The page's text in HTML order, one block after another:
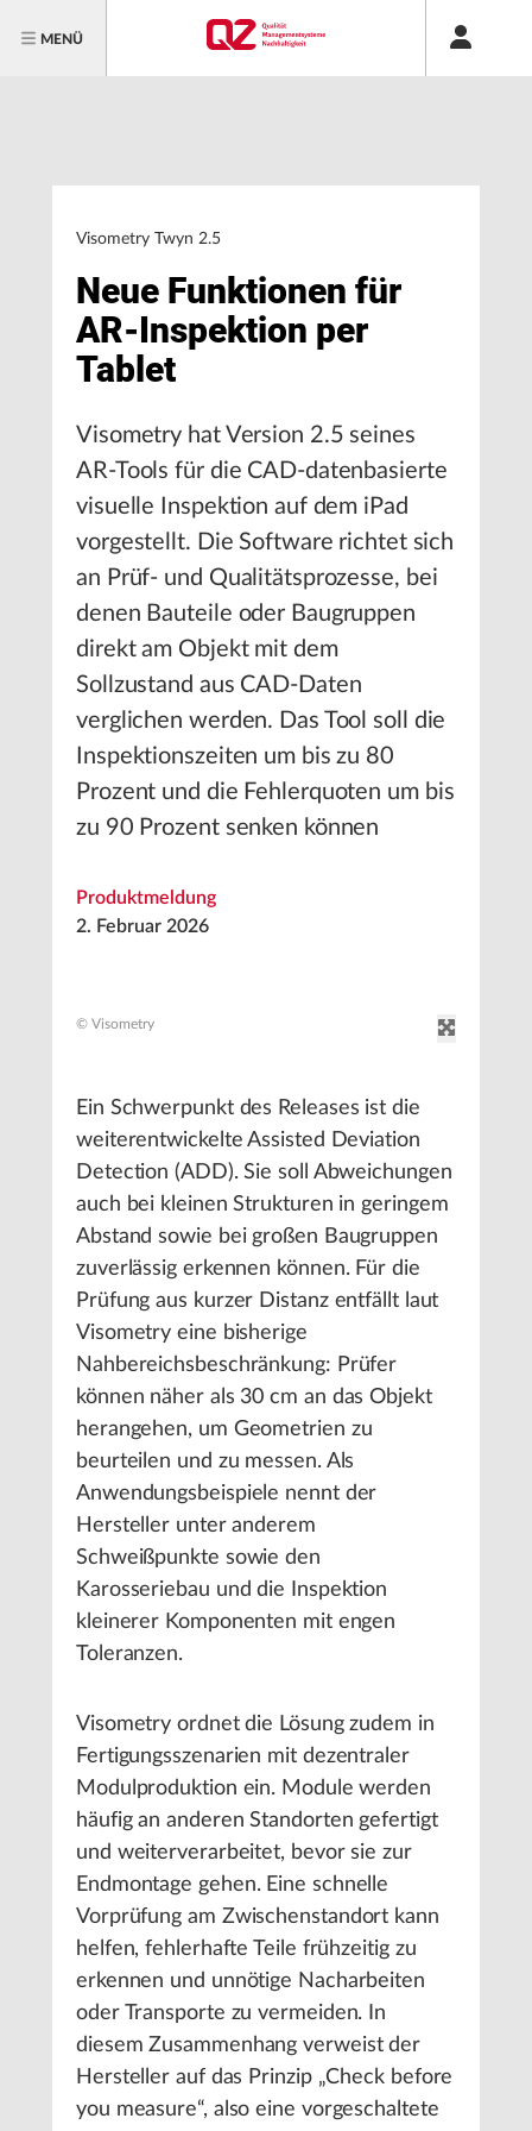
MENÜ
Visometry Twyn 2.5
Neue Funktionen für
AR-Inspektion per
Tablet
Visometry hat Version 2.5 seines
AR-Tools für die CAD-datenbasierte
visuelle Inspektion auf dem iPad
vorgestellt. Die Software richtet sich
an Prüf- und Qualitätsprozesse, bei
denen Bauteile oder Baugruppen
direkt am Objekt mit dem
Sollzustand aus CAD-Daten
verglichen werden. Das Tool soll die
Inspektionszeiten um bis zu 80
Prozent und die Fehlerquoten um bis
zu 90 Prozent senken können
Produktmeldung
2. Februar 2026
© Visometry
Ein Schwerpunkt des Releases ist die
weiterentwickelte Assisted Deviation
Detection (ADD). Sie soll Abweichungen
auch bei kleinen Strukturen in geringem
Abstand sowie bei großen Baugruppen
zuverlässig erkennen können. Für die
Prüfung aus kurzer Distanz entfällt laut
Visometry eine bisherige
Nahbereichsbeschränkung: Prüfer
können näher als 30 cm an das Objekt
herangehen, um Geometrien zu
beurteilen und zu messen. Als
Anwendungsbeispiele nennt der
Hersteller unter anderem
Schweißpunkte sowie den
Karosseriebau und die Inspektion
kleinerer Komponenten mit engen
Toleranzen.
Visometry ordnet die Lösung zudem in
Fertigungsszenarien mit dezentraler
Modulproduktion ein. Module werden
häufig an anderen Standorten gefertigt
und weiterverarbeitet, bevor sie zur
Endmontage gehen. Eine schnelle
Vorprüfung am Zwischenstandort kann
helfen, fehlerhafte Teile frühzeitig zu
erkennen und unnötige Nacharbeiten
oder Transporte zu vermeiden. In
diesem Zusammenhang verweist der
Hersteller auf das Prinzip „Check before
you measure“, also eine vorgeschaltete